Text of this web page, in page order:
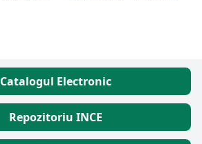
Catalogul Electronic
Repozitoriu INCE